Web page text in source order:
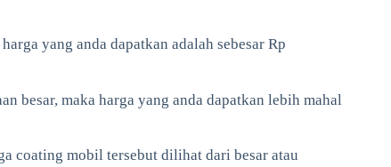
yang anda dapatkan adalah sebesar Rp
besar, maka harga yang anda dapatkan lebih mahal
coating mobil tersebut dilihat dari besar atau